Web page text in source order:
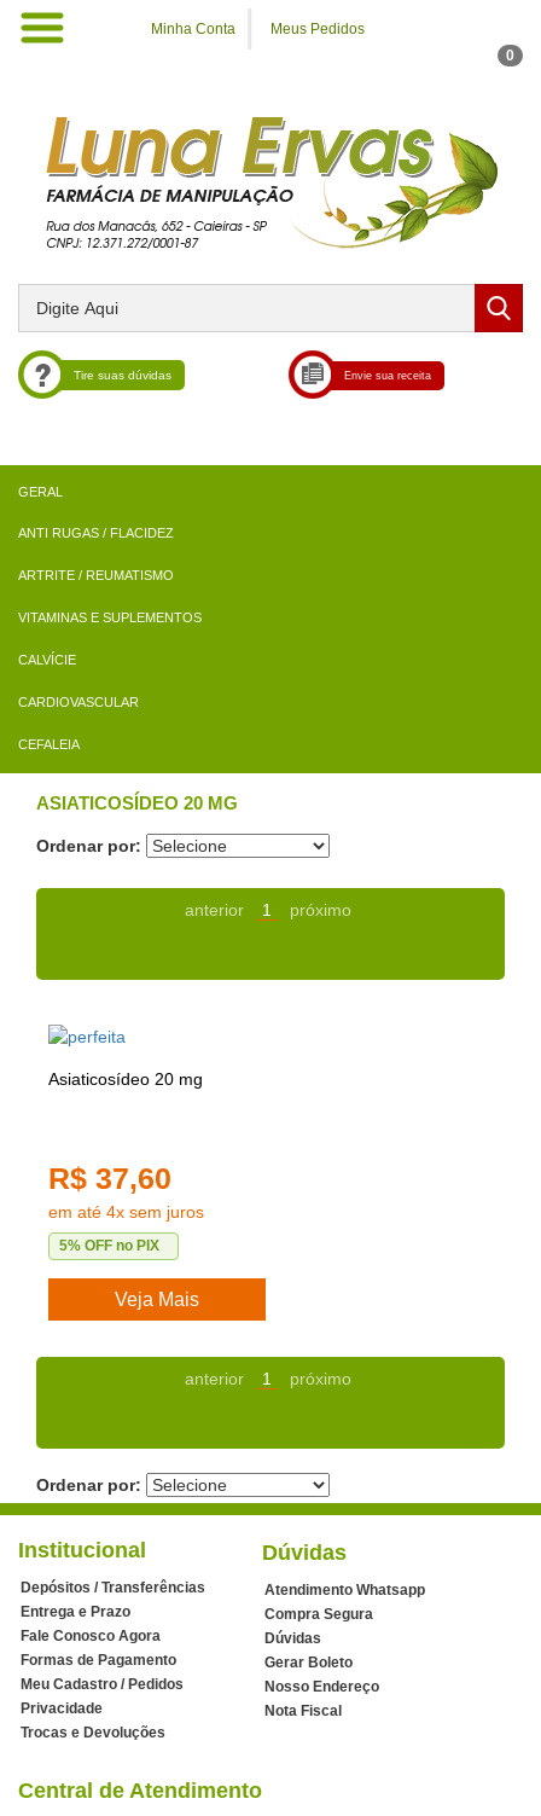
Minha Conta
Meus Pedidos
0
Tire suas dúvidas Envie sua receita
ANTI RUGAS / FLACIDEZ
ARTRITE / REUMATISMO
VITAMINAS E SUPLEMENTOS
CALVÍCIE
CARDIOVASCULAR
CEFALEIA
ASIATICOSÍDEO 20 MG
Ordenar por:
anterior 1 próximo
Asiaticosídeo 20 mg
R$ 37,60
em até 4x sem juros
5% OFF no PIX
Veja Mais
anterior 1 próximo
Ordenar por:
Institucional
Depósitos / Transferências
Entrega e Prazo
Fale Conosco Agora
Formas de Pagamento
Meu Cadastro / Pedidos
Privacidade
Trocas e Devoluções
Dúvidas
Atendimento Whatsapp
Compra Segura
Dúvidas
Gerar Boleto
Nosso Endereço
Nota Fiscal
Central de Atendimento